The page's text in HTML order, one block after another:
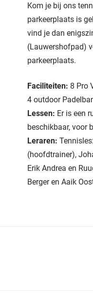
Kom je bij ons
parkeerplaats is
vind je dan
(Lauwershofpad)
parkeerplaats.
Faciliteiten: 8 Pro
4 outdoor
Lessen: Er is een
beschikbaar, voor
Leraren:
(hoofdtrainer),
Erik Andrea en
Berger en Aaik